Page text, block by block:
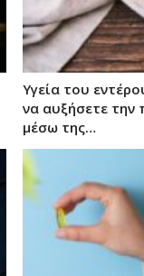
Υγεία του
να αυξήσετε την
μέσω της…